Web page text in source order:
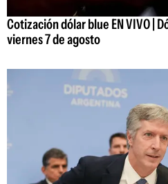
Cotización dólar blue EN VIVO |
viernes 7 de agosto